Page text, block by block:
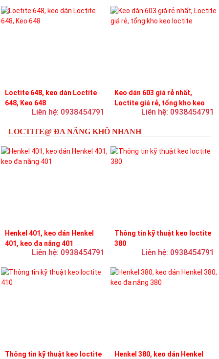
Loctite 648, keo dán Loctite
648, Keo 648
Liên hệ: 0938454791
Keo dán 603 giá rẻ nhất,
Loctite giá rẻ, tổng kho keo
Liên hệ: 0938454791
LOCTITE@ ĐA NĂNG KHÔ NHANH
Henkel 401, keo dán Henkel
401, keo đa năng 401
Liên hệ: 0938454791
Thông tin kỹ thuật keo loctite
380
Liên hệ: 0938454791
Thông tin kỹ thuật keo loctite
Henkel 380, keo dán Henkel